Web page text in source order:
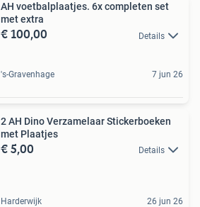
AH voetbalplaatjes. 6x completen set
met extra
€ 100,00 Details
's-Gravenhage 7 jun 26
2 AH Dino Verzamelaar Stickerboeken
met Plaatjes
€ 5,00 Details
Harderwijk 26 jun 26